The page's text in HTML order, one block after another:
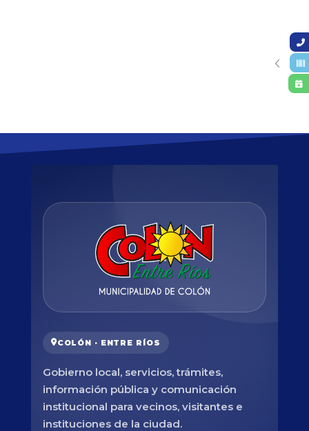
COLÓN · ENTRE RÍOS
Gobierno local, servicios, trámites,
información pública y comunicación
institucional para vecinos, visitantes e
instituciones de la ciudad.